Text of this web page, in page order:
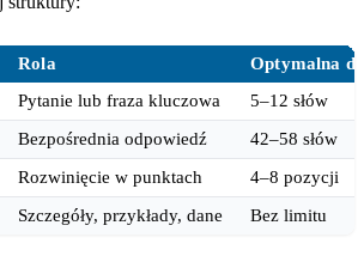
Rola
Optymalna
Pytanie lub fraza kluczowa
5–12 słów
Bezpośrednia odpowiedź
42–58 słów
Rozwinięcie w punktach
4–8 pozycji
Szczegóły, przykłady, dane Bez limitu